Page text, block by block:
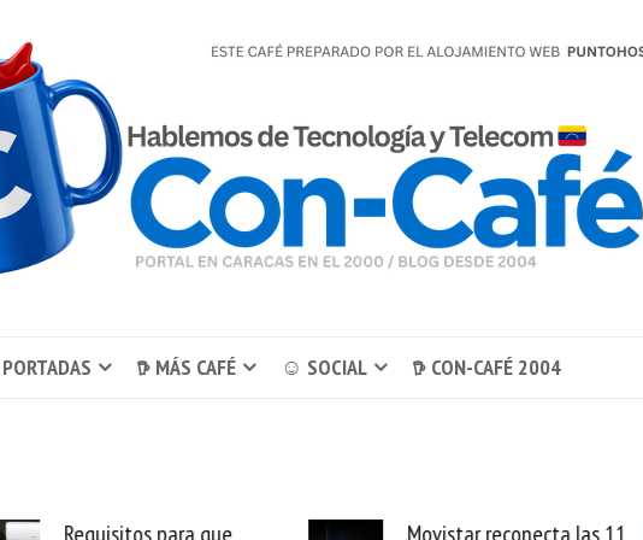
𖠚 MÁS CAFÉ ☺ SOCIAL 𖠚 CON-CAFÉ 2004